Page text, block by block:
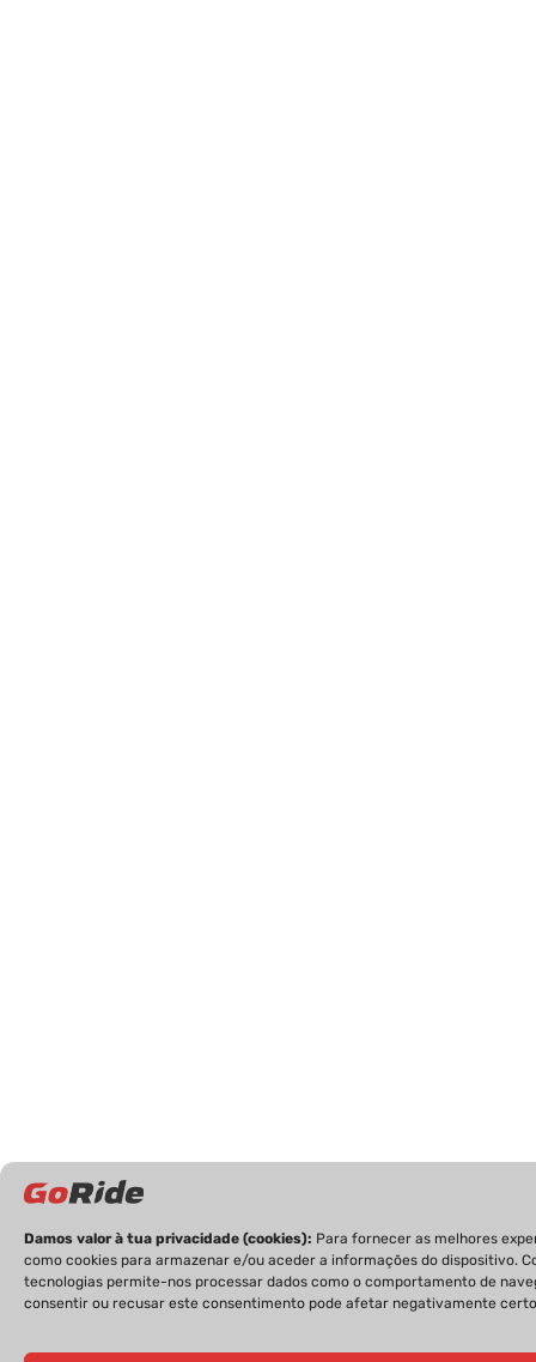
Damos valor à tua privacidade (cookies): Para fornecer as melhores
como cookies para armazenar e/ou aceder a informações do dispositivo.
tecnologias permite-nos processar dados como o comportamento de
consentir ou recusar este consentimento pode afetar negativamente